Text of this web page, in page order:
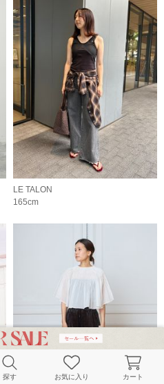
LE TALON
165cm
探す お気に入り カート